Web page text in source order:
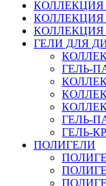
КОЛЛЕКЦИЯ
КОЛЛЕКЦИЯ
КОЛЛЕКЦИЯ
ГЕЛИ ДЛЯ
ГЕЛЬ-
ГЕЛЬ-
ГЕЛЬ-
ПОЛИГЕЛИ